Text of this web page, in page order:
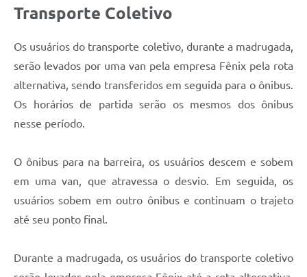
Transporte Coletivo
Os usuários do transporte coletivo, durante a madrugada,
serão levados por uma van pela empresa Fênix pela rota
alternativa, sendo transferidos em seguida para o ônibus.
Os horários de partida serão os mesmos dos ônibus
nesse período.
O ônibus para na barreira, os usuários descem e sobem
em uma van, que atravessa o desvio. Em seguida, os
usuários sobem em outro ônibus e continuam o trajeto
até seu ponto final.
Durante a madrugada, os usuários do transporte coletivo